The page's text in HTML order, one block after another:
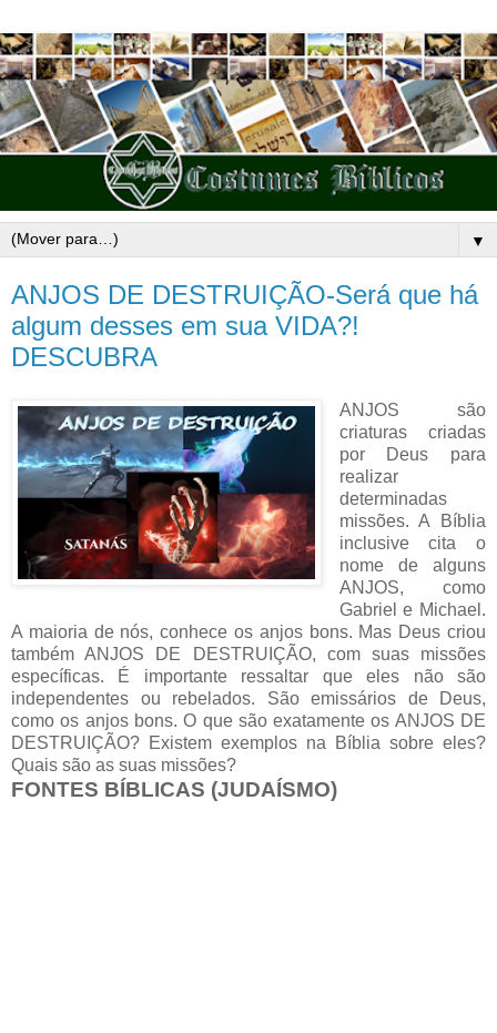
▼
ANJOS DE DESTRUIÇÃO-Será que há
algum desses em sua VIDA?!
DESCUBRA
ANJOS são
criaturas criadas
por Deus para
realizar
determinadas
missões. A Bíblia
inclusive cita o
nome de alguns
ANJOS, como
Gabriel e Michael.
A maioria de nós, conhece os anjos bons. Mas Deus criou
também ANJOS DE DESTRUIÇÃO, com suas missões
específicas. É importante ressaltar que eles não são
independentes ou rebelados. São emissários de Deus,
como os anjos bons. O que são exatamente os ANJOS DE
DESTRUIÇÃO? Existem exemplos na Bíblia sobre eles?
Quais são as suas missões?
FONTES BÍBLICAS (JUDAÍSMO)